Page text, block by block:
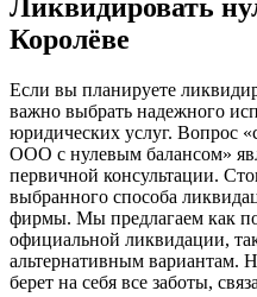
Ликвидировать
Королёве
Если вы планируете
важно выбрать надежного
юридических услуг. Вопрос
ООО с нулевым балансом»
первичной консультации.
выбранного способа
фирмы. Мы предлагаем как
официальной ликвидации,
альтернативным вариантам.
берет на себя все заботы,